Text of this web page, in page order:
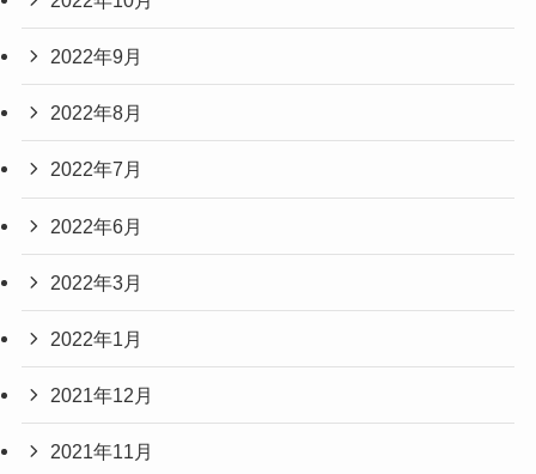
2022年9月
2022年8月
2022年7月
2022年6月
2022年3月
2022年1月
2021年12月
2021年11月